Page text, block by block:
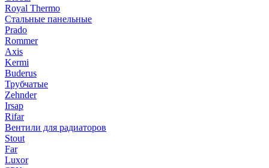
Royal Thermo
Стальные панельные
Prado
Rommer
Axis
Kermi
Buderus
Трубчатые
Zehnder
Irsap
Rifar
Вентили для радиаторов
Stout
Far
Luxor